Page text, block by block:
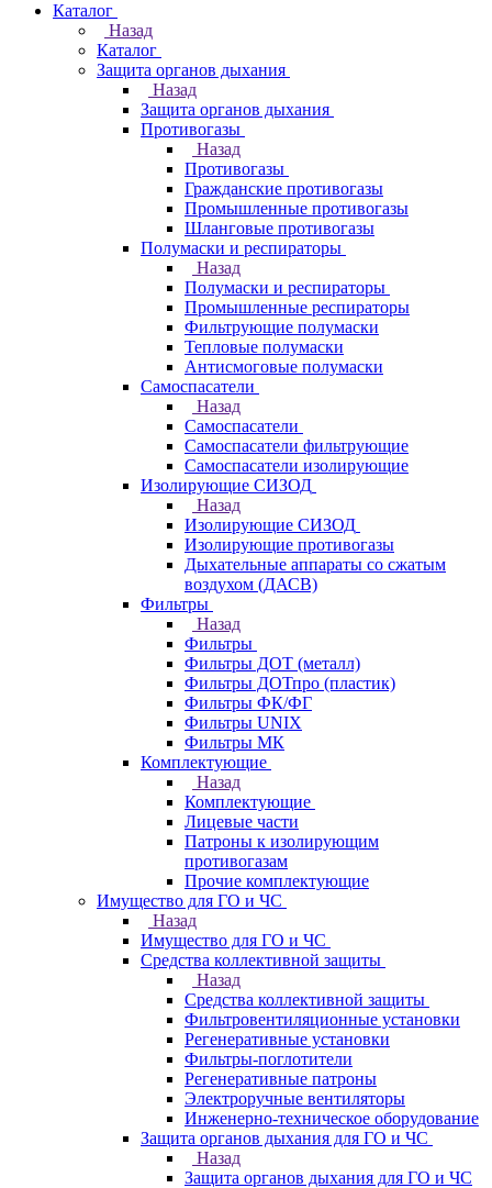
Каталог
Назад
Каталог
Защита органов дыхания
Назад
Защита органов дыхания
Противогазы
Назад
Противогазы
Гражданские противогазы
Промышленные противогазы
Шланговые противогазы
Полумаски и респираторы
Назад
Полумаски и респираторы
Промышленные респираторы
Фильтрующие полумаски
Тепловые полумаски
Антисмоговые полумаски
Самоспасатели
Назад
Самоспасатели
Самоспасатели фильтрующие
Самоспасатели изолирующие
Изолирующие СИЗОД
Назад
Изолирующие СИЗОД
Изолирующие противогазы
Дыхательные аппараты со сжатым
воздухом (ДАСВ)
Фильтры
Назад
Фильтры
Фильтры ДОТ (металл)
Фильтры ДОТпро (пластик)
Фильтры ФК/ФГ
Фильтры UNIX
Фильтры МК
Комплектующие
Назад
Комплектующие
Лицевые части
Патроны к изолирующим
противогазам
Прочие комплектующие
Имущество для ГО и ЧС
Назад
Имущество для ГО и ЧС
Средства коллективной защиты
Назад
Средства коллективной защиты
Фильтровентиляционные установки
Регенеративные установки
Фильтры-поглотители
Регенеративные патроны
Электроручные вентиляторы
Инженерно-техническое оборудование
Защита органов дыхания для ГО и ЧС
Назад
Защита органов дыхания для ГО и ЧС